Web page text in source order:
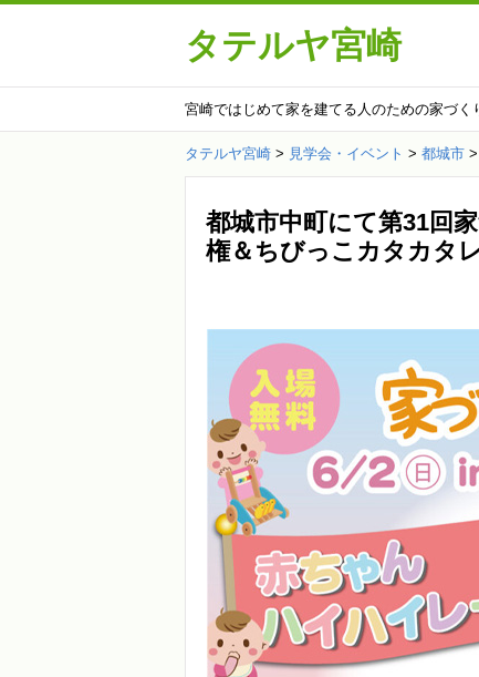
タテルヤ宮崎
宮崎ではじめて家を建てる人のための家づく
タテルヤ宮崎 > 見学会・イベント > 都城市 >
都城市中町にて第31回
権＆ちびっこカタカタ